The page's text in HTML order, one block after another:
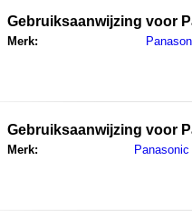
Gebruiksaanwijzing voor
Merk:
Gebruiksaanwijzing voor
Merk: Panasonic